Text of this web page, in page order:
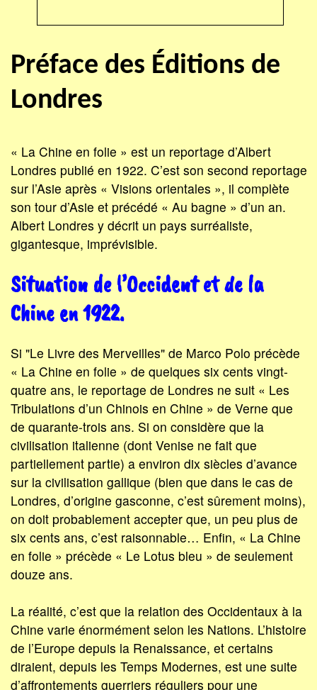
Préface des Éditions de
Londres
« La Chine en folie » est un reportage d’Albert
Londres publié en 1922. C’est son second reportage
sur l’Asie après « Visions orientales », il complète
son tour d’Asie et précédé « Au bagne » d’un an.
Albert Londres y décrit un pays surréaliste,
gigantesque, imprévisible.
Situation de l’Occident et de la
Chine en 1922.
Si "Le Livre des Merveilles" de Marco Polo précède
« La Chine en folie » de quelques six cents vingt-
quatre ans, le reportage de Londres ne suit « Les
Tribulations d’un Chinois en Chine » de Verne que
de quarante-trois ans. Si on considère que la
civilisation italienne (dont Venise ne fait que
partiellement partie) a environ dix siècles d’avance
sur la civilisation gallique (bien que dans le cas de
Londres, d’origine gasconne, c’est sûrement moins),
on doit probablement accepter que, un peu plus de
six cents ans, c’est raisonnable… Enfin, « La Chine
en folie » précède « Le Lotus bleu » de seulement
douze ans.
La réalité, c’est que la relation des Occidentaux à la
Chine varie énormément selon les Nations. L’histoire
de l’Europe depuis la Renaissance, et certains
diraient, depuis les Temps Modernes, est une suite
d’affrontements guerriers réguliers pour une